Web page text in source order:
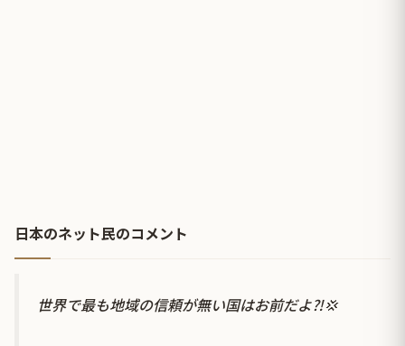
日本のネット民のコメント
世界で最も地域の信頼が無い国はお前だよ⁈💢